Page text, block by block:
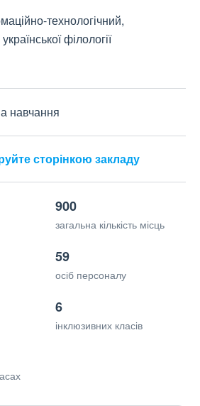
технологічний,
філології
навчання
сторінкою закладу
900
загальна кількість місць
59
осіб персоналу
6
інклюзивних класів